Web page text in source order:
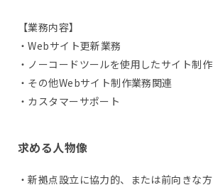
【業務内容】
・Webサイト更新業務
・ノーコードツールを使用したサイト制作
・その他Webサイト制作業務関連
・カスタマーサポート
求める人物像
・新拠点設立に協力的、または前向きな方